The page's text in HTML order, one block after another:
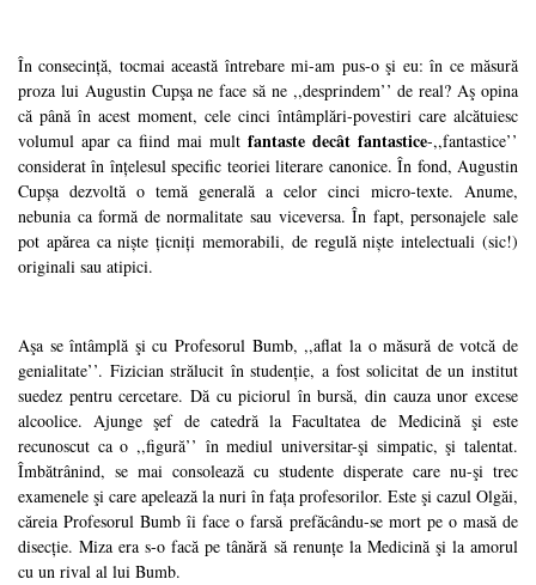
În consecință, tocmai această întrebare mi-am pus-o şi eu: în ce măsură
proza lui Augustin Cupşa ne face să ne ,,desprindem’’ de real? Aş opina
că până în acest moment, cele cinci întâmplări-povestiri care alcătuiesc
volumul apar ca fiind mai mult fantaste decât fantastice-,,fantastice’’
considerat în înțelesul specific teoriei literare canonice. În fond, Augustin
Cupșa dezvoltă o temă generală a celor cinci micro-texte. Anume,
nebunia ca formă de normalitate sau viceversa. În fapt, personajele sale
pot apărea ca niște țicniți memorabili, de regulă niște intelectuali (sic!)
originali sau atipici.
Aşa se întâmplă şi cu Profesorul Bumb, ,,aflat la o măsură de votcă de
genialitate’’. Fizician strălucit în studenție, a fost solicitat de un institut
suedez pentru cercetare. Dă cu piciorul în bursă, din cauza unor excese
alcoolice. Ajunge şef de catedră la Facultatea de Medicină şi este
recunoscut ca o ,,figură’’ în mediul universitar-şi simpatic, şi talentat.
Îmbătrânind, se mai consolează cu studente disperate care nu-şi trec
examenele şi care apelează la nuri în fața profesorilor. Este şi cazul Olgăi,
căreia Profesorul Bumb îi face o farsă prefăcându-se mort pe o masă de
disecție. Miza era s-o facă pe tânără să renunțe la Medicină şi la amorul
cu un rival al lui Bumb.